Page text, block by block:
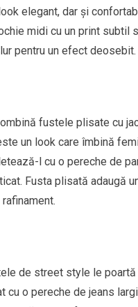
elegant, dar și
midi cu un print subtil
pentru un efect deosebit.
fustele plisate cu
un look care îmbină
l cu o pereche de
Fusta plisată adaugă
de street style le poartă
cu o pereche de jeans